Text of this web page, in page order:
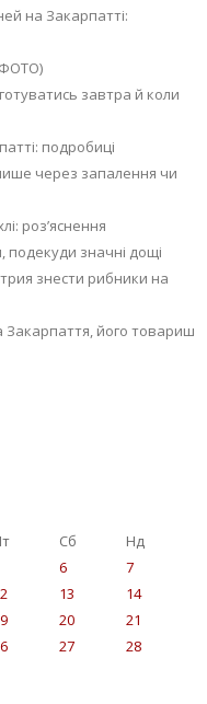
на Закарпатті:
завтра й коли
подробиці
через запалення чи
роз’яснення
подекуди значні дощі
знести рибники на
Закарпаття, його товариш
Сб
Нд
6
7
13
14
20
21
27
28